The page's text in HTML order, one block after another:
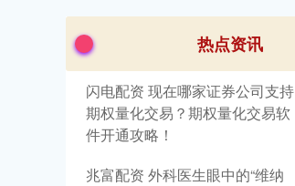
热点资讯
闪电配资 现在哪家证券公司支持
期权量化交易？期权量化交易软
件开通攻略！
兆富配资 外科医生眼中的“维纳